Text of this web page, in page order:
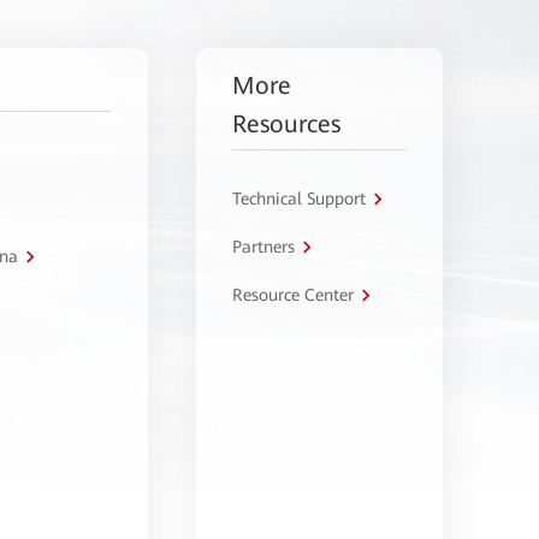
More
Resources
Technical Support
Partners
Resource Center